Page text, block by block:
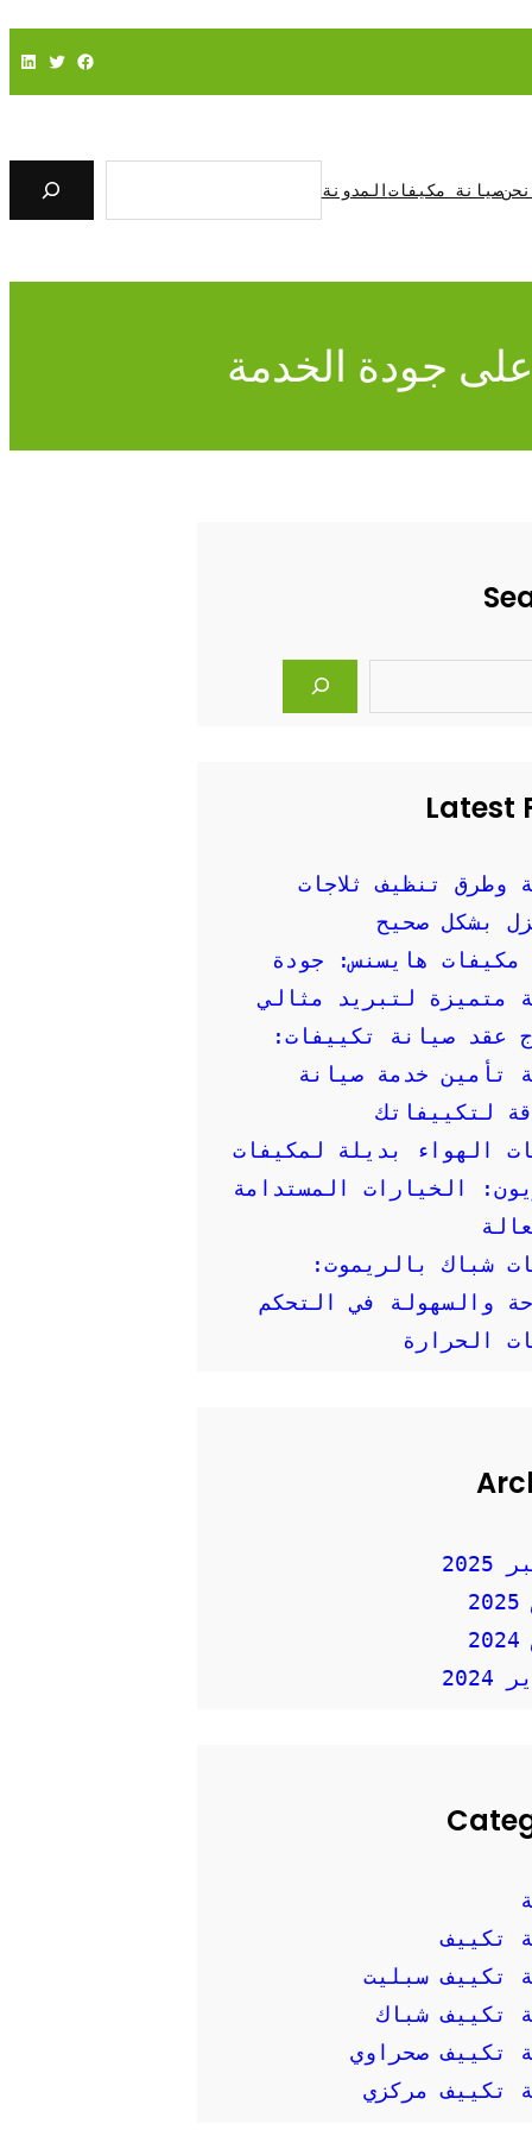
فيسبوك تويتر لينكد إن
صيانة مكيفاتالمدونة
ح
جودة الخدمة
Latest
وطرق تنظيف ثلاجات
بشكل صحيح
مكيفات هايسنس: جودة
متميزة لتبريد مثالي
عقد صيانة تكييفات:
تأمين خدمة صيانة
لتكييفاتك
الهواء بديلة لمكيفات
الخيارات المستدامة
شباك بالريموت:
والسهولة في التحكم
الحرارة
تكييف
تكييف سبليت
تكييف شباك
تكييف صحراوي
تكييف مركزي